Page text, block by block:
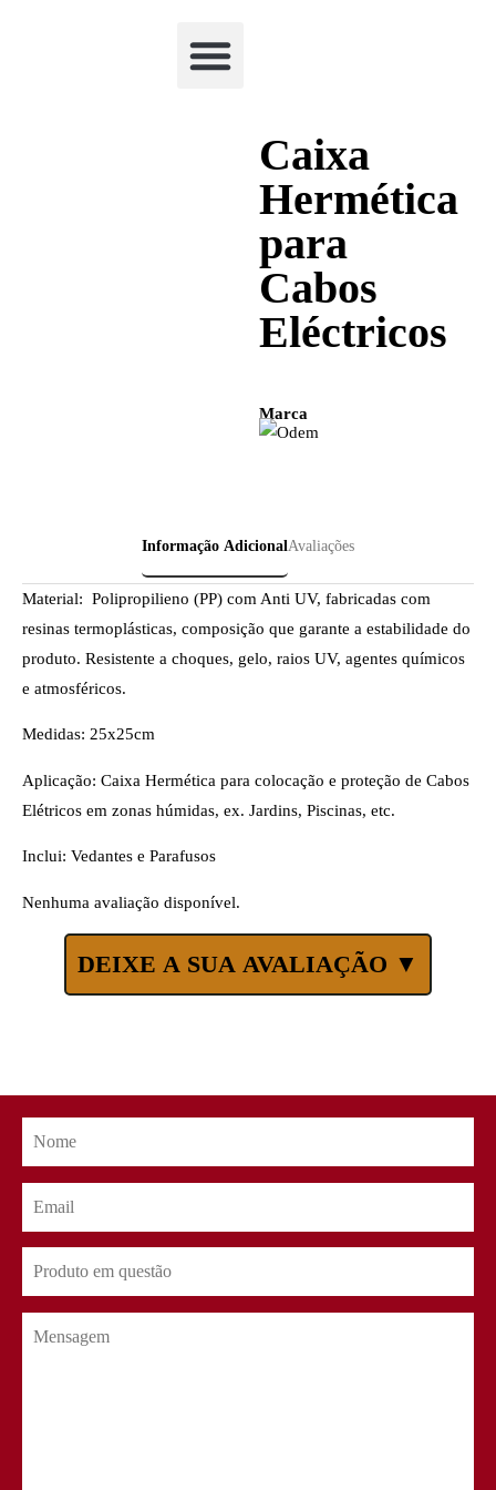
Caixa
Hermética
para
Cabos
Eléctricos
Marca
Informação AdicionalAvaliações
Material: Polipropilieno (PP) com Anti UV, fabricadas com
resinas termoplásticas, composição que garante a estabilidade do
produto. Resistente a choques, gelo, raios UV, agentes químicos
e atmosféricos.
Medidas: 25x25cm
Aplicação: Caixa Hermética para colocação e proteção de Cabos
Elétricos em zonas húmidas, ex. Jardins, Piscinas, etc.
Inclui: Vedantes e Parafusos
Nenhuma avaliação disponível.
DEIXE A SUA AVALIAÇÃO ▼